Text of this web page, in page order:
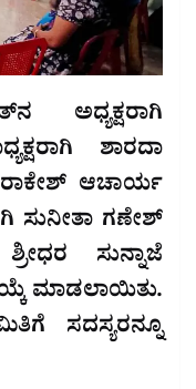
ಅಧ್ಯಕ್ಷರಾಗಿ
ಶಾರದಾ
ಆಚಾರ್ಯ
ಸುನೀತಾ ಗಣೇಶ್
ಸುನ್ನಾಜೆ
ಮಾಡಲಾಯಿತು.
ಸದಸ್ಯರನ್ನೂ